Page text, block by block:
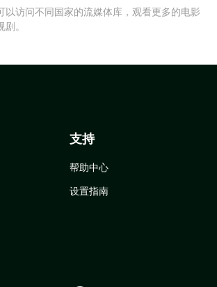
以访问不同国家的流媒体库，观看更多的电影
。
支持
帮助中心
设置指南